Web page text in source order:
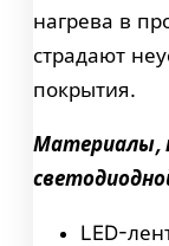
нагрева в
страдают
покрытия.
Материалы,
LED-